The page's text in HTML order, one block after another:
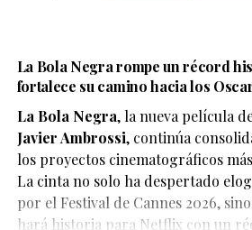
Según el medio estadounidense,
La Bola Negra rompe un récord
fortalece su camino hacia los
La Bola Negra, la nueva película
Javier Ambrossi, continúa
los proyectos cinematográficos
La cinta no solo ha despertado
por el Festival de Cannes 2026,
hará historia para Netflix con un